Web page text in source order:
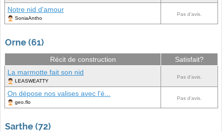
Notre nid d'amour
SoniaAntho
Pas d'avis.
Orne (61)
Récit de construction
Satisfait?
La marmotte fait son nid
LEASWEATTY
Pas d'avis.
On dépose nos valises avec l'é...
geo.flo
Pas d'avis.
Sarthe (72)